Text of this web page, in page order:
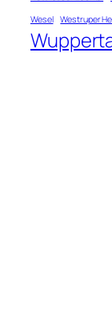
Wesel
Westruper